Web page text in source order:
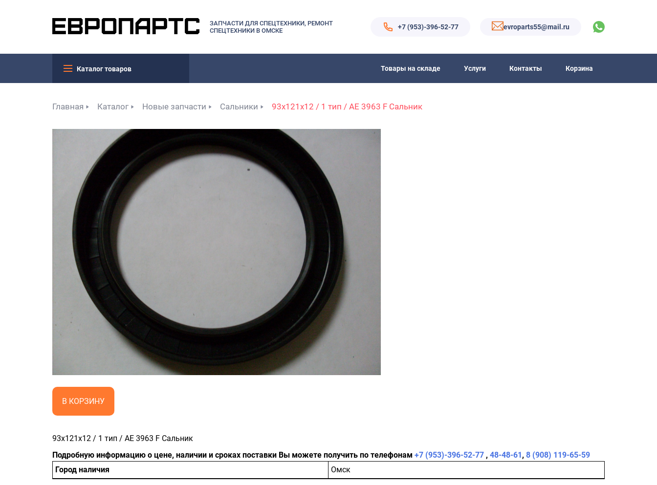
ЗАПЧАСТИ ДЛЯ СПЕЦТЕХНИКИ, РЕМОНТ
СПЕЦТЕХНИКИ В ОМСКЕ
+7 (953)-396-52-77 evroparts55@mail.ru
Каталог товаров Товары на складе Услуги Контакты Корзина
Главная Каталог Новые запчасти Сальники 93x121x12 / 1 тип / АЕ 3963 F Сальник
В КОРЗИНУ
93x121x12 / 1 тип / АЕ 3963 F Сальник
Подробную информацию о цене, наличии и сроках поставки Вы можете получить по телефонам +7 (953)-396-52-77 , 48-48-61, 8 (908) 119-65-59
Город наличия
Омск